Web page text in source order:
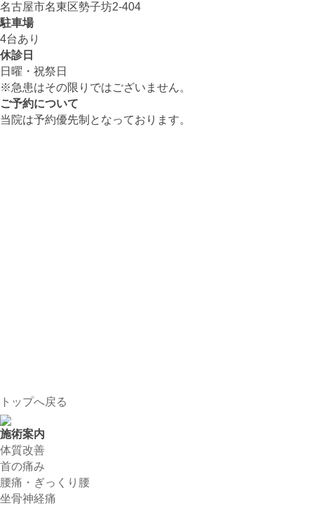
名古屋市名東区勢子坊2-404
駐車場
4台あり
休診日
日曜・祝祭日
※急患はその限りではございません。
ご予約について
当院は予約優先制となっております。
トップへ戻る
施術案内
体質改善
首の痛み
腰痛・ぎっくり腰
坐骨神経痛